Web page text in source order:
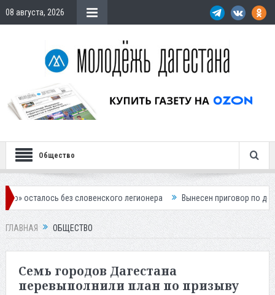
08 августа, 2026
Общество
словенского легионера Вынесен приговор по делу о
ГЛАВНАЯ ОБЩЕСТВО
Семь городов Дагестана
перевыполнили план по призыву